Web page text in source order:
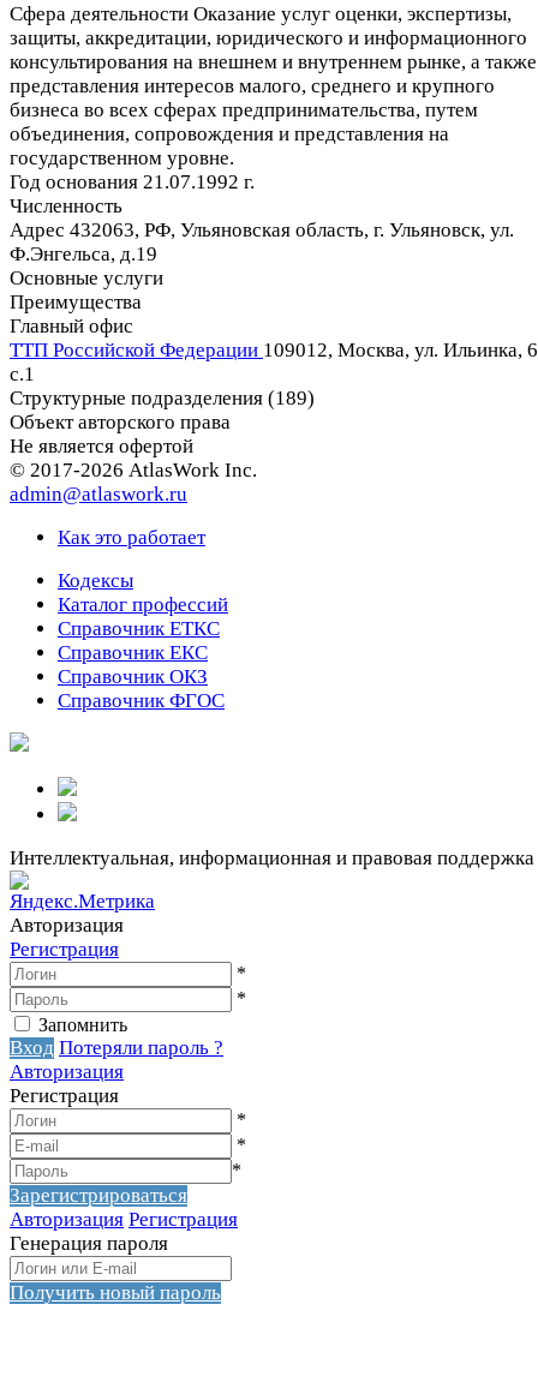
Сфера деятельности Оказание услуг оценки, экспертизы,
защиты, аккредитации, юридического и информационного
консультирования на внешнем и внутреннем рынке, а также
представления интересов малого, среднего и крупного
бизнеса во всех сферах предпринимательства, путем
объединения, сопровождения и представления на
государственном уровне.
Год основания 21.07.1992 г.
Численность
Адрес 432063, РФ, Ульяновская область, г. Ульяновск, ул.
Ф.Энгельса, д.19
Основные услуги
Преимущества
Главный офис
ТТП Российской Федерации 109012, Москва, ул. Ильинка,
c.1
Структурные подразделения (189)
Объект авторского права
Не является офертой
© 2017-2026 AtlasWork Inc.
admin@atlaswork.ru
Как это работает
Кодексы
Каталог профессий
Справочник ЕТКС
Справочник ЕКС
Справочник ОКЗ
Справочник ФГОС
Интеллектуальная, информационная и правовая поддержка
Авторизация
Регистрация
*
*
Запомнить
Вход Потеряли пароль ?
Авторизация
Регистрация
*
*
*
Зарегистрироваться
Авторизация Регистрация
Генерация пароля
Получить новый пароль